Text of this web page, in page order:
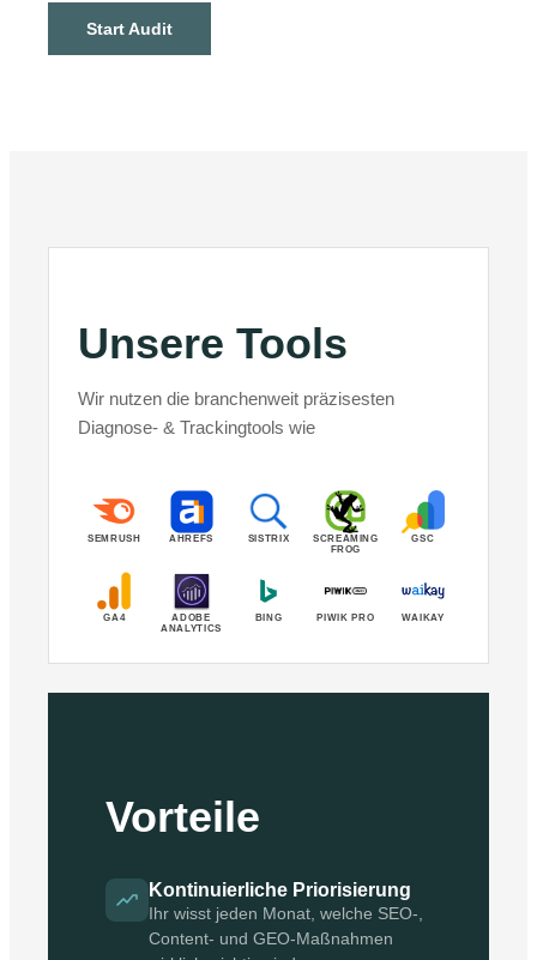
Start Audit
Unsere Tools
Wir nutzen die branchenweit präzisesten
Diagnose- & Trackingtools wie
SEMRUSH AHREFS SISTRIX
SCREAMING
FROG
GSC
GA4
ADOBE
ANALYTICS
BING PIWIK PRO WAIKAY
Vorteile
Kontinuierliche Priorisierung
Ihr wisst jeden Monat, welche SEO-,
Content- und GEO-Maßnahmen